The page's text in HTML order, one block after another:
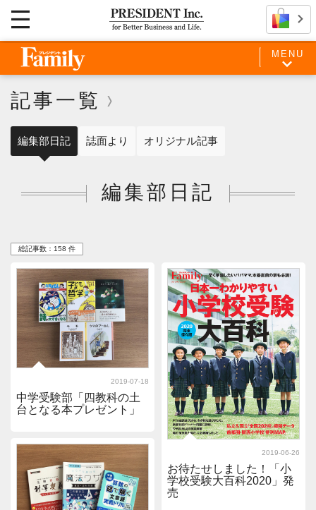
MENU
記事一覧
編集部日記 誌面より オリジナル記事
編集部日記
総記事数：158 件
2019-07-18
中学受験部「四教科の土
台となる本プレゼント」
2019-06-26
お待たせしました！「小
学校受験大百科2020」発
売